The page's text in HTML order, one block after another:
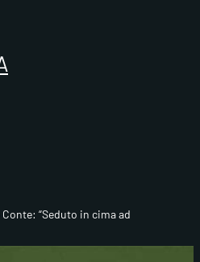
“Seduto in cima ad